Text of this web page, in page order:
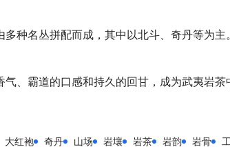
种名丛拼配而成，其中以北斗、奇丹等为
、霸道的口感和持久的回甘，成为武夷岩
大红袍 奇丹 山场 岩壤 岩茶 岩韵 岩骨